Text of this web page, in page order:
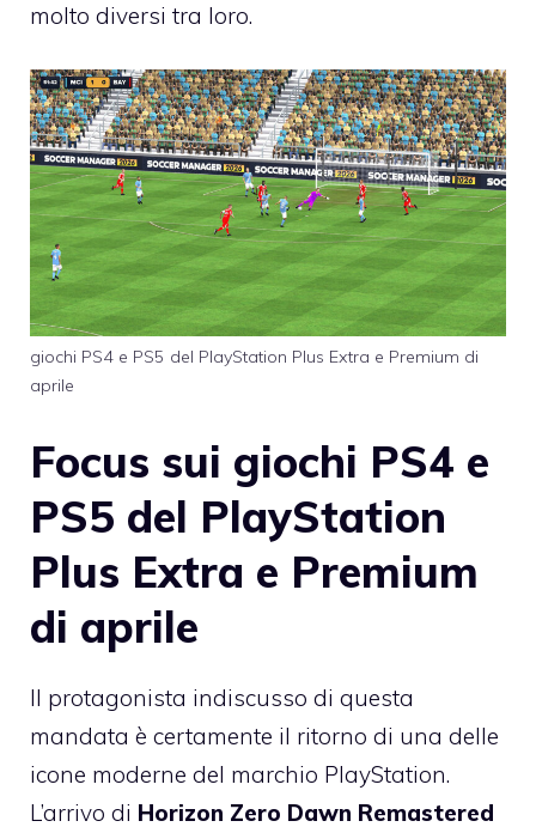
molto diversi tra loro.
giochi PS4 e PS5 del PlayStation Plus Extra e Premium di
aprile
Focus sui giochi PS4 e
PS5 del PlayStation
Plus Extra e Premium
di aprile
Il protagonista indiscusso di questa
mandata è certamente il ritorno di una delle
icone moderne del marchio PlayStation.
L’arrivo di Horizon Zero Dawn Remastered